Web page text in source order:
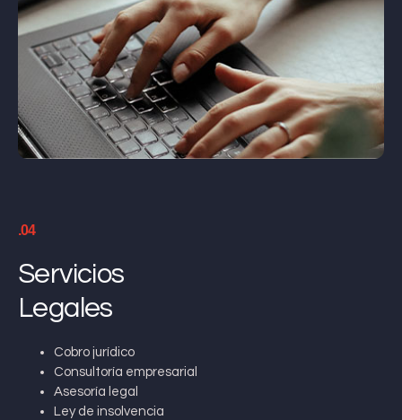
.04
Servicios
Legales
Cobro jurídico
Consultoría empresarial
Asesoría legal
Ley de insolvencia